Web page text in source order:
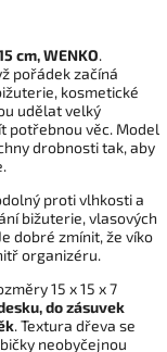
cm, WENKO.
pořádek začíná
kosmetické
udělat velký
potřebnou věc. Model
drobnosti tak, aby
proti vlhkosti a
bižuterie, vlasových
dobré zmínit, že víko
organizéru.
15 x 15 x 7
do zásuvek
. Textura dřeva se
neobyčejnou